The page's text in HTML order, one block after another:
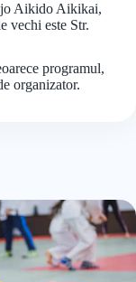
Aikido Aikikai,
vechi este Str.
programul,
organizator.